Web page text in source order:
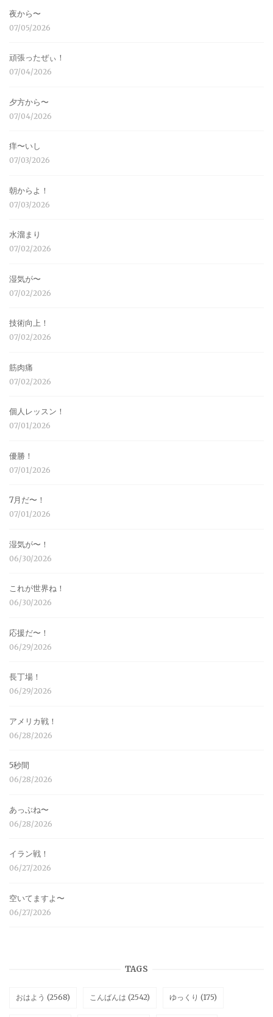
夜から〜
07/05/2026
頑張ったぜぃ！
07/04/2026
夕方から〜
07/04/2026
痒〜いし
07/03/2026
朝からよ！
07/03/2026
水溜まり
07/02/2026
湿気が〜
07/02/2026
技術向上！
07/02/2026
筋肉痛
07/02/2026
個人レッスン！
07/01/2026
優勝！
07/01/2026
7月だ〜！
07/01/2026
湿気が〜！
06/30/2026
これが世界ね！
06/30/2026
応援だ〜！
06/29/2026
長丁場！
06/29/2026
アメリカ戦！
06/28/2026
5秒間
06/28/2026
あっぶね〜
06/28/2026
イラン戦！
06/27/2026
空いてますよ〜
06/27/2026
TAGS
おはよう (2568) こんばんは (2542) ゆっくり (175)